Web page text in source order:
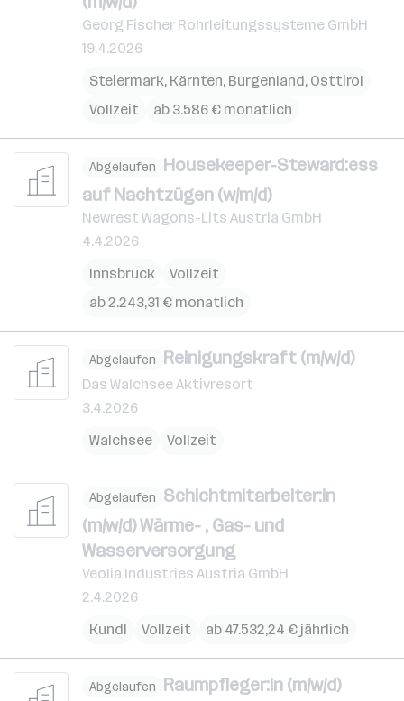
Georg Fischer Rohrleitungssysteme GmbH
19.4.2026
Steiermark, Kärnten, Burgenland, Osttirol
Vollzeit
ab 3.586 € monatlich
Abgelaufen Housekeeper-Steward:ess
auf Nachtzügen (w/m/d)
Newrest Wagons-Lits Austria GmbH
4.4.2026
Innsbruck
Vollzeit
ab 2.243,31 € monatlich
Abgelaufen Reinigungskraft (m/w/d)
Das Walchsee Aktivresort
3.4.2026
Walchsee
Vollzeit
Abgelaufen Schichtmitarbeiter:in
(m/w/d) Wärme- , Gas- und
Wasserversorgung
Veolia Industries Austria GmbH
2.4.2026
Kundl
Vollzeit ab 47.532,24 € jährlich
Abgelaufen Raumpfleger:in (m/w/d)